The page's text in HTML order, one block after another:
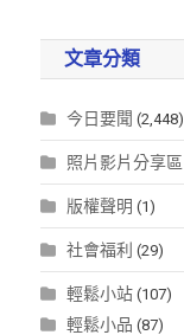
文章分類
今日要聞 (2,448)
照片影片分享區
版權聲明 (1)
社會福利 (29)
輕鬆小站 (107)
輕鬆小品 (87)